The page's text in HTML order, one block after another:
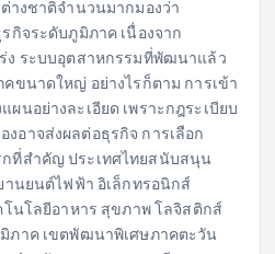
างชาติจำนวนมากมองว่า
กิจระดับภูมิภาค เนื่องจาก
ง ระบบอุตสาหกรรมที่พัฒนาแล้ว
ขนาดใหญ่ อย่างไรก็ตาม การเข้า
ผนอย่างละเอียด เพราะกฎระเบียบ
อาจส่งผลต่อธุรกิจ การเลือก
ที่สำคัญ ประเทศไทยสนับสนุน
นยนต์ไฟฟ้า อิเล็กทรอนิกส์
นโลยีอาหาร สุขภาพ โลจิสติกส์
ภาค เขตพัฒนาพิเศษภาคตะวัน